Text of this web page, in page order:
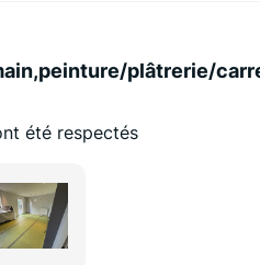
plâtrerie/
été respectés